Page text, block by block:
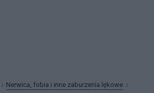
Nerwica, fobia i inne zaburzenia lękowe